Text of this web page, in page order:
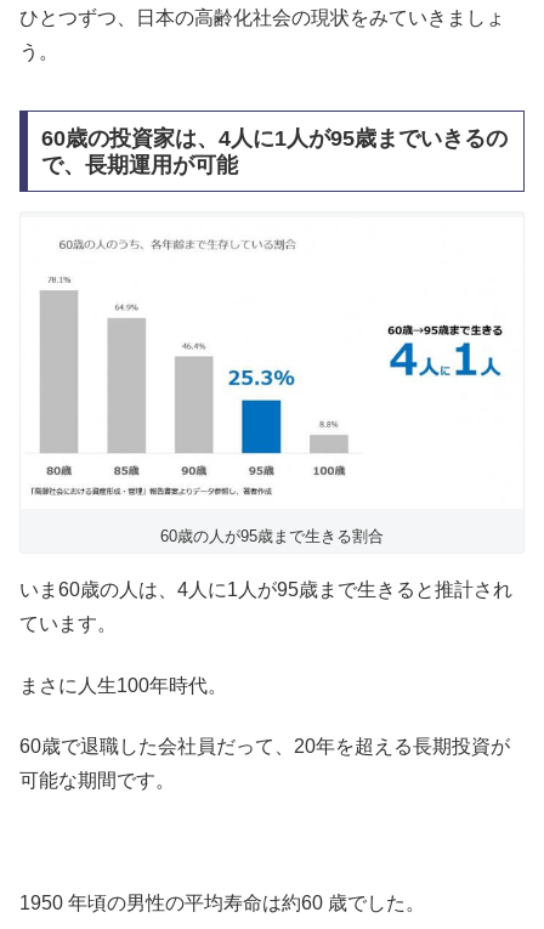
ひとつずつ、日本の高齢化社会の現状をみていきましょ
う。
60歳の投資家は、4人に1人が95歳までいきるの
で、長期運用が可能
60歳の人が95歳まで生きる割合
いま60歳の人は、4人に1人が95歳まで生きると推計され
ています。
まさに人生100年時代。
60歳で退職した会社員だって、20年を超える長期投資が
可能な期間です。
1950 年頃の男性の平均寿命は約60 歳でした。